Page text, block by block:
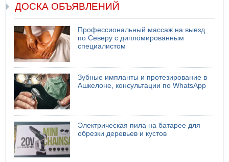
ДОСКА ОБЪЯВЛЕНИЙ
Профессиональный массаж на выезд
по Северу с дипломированным
специалистом
Зубные импланты и протезирование в
Ашкелоне, консультации по WhatsApp
Электрическая пила на батарее для
обрезки деревьев и кустов